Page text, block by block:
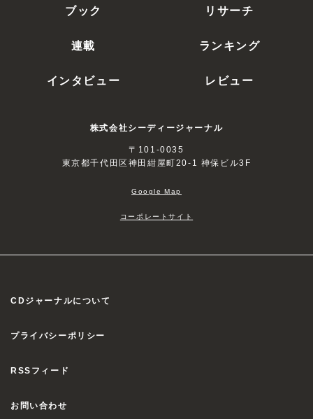
ブック リサーチ
連載 ランキング
インタビュー レビュー
株式会社シーディージャーナル
〒101-0035
東京都千代田区神田紺屋町20-1 神保ビル3F
Google Map
コーポレートサイト
CDジャーナルについて
プライバシーポリシー
RSSフィード
お問い合わせ